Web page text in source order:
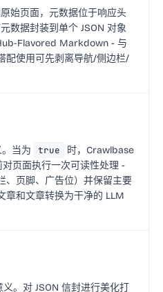
始页面，元数据位于响应头
数据封装到单个 JSON 对象
Flavored Markdown - 与
配使用可先剥离导航/侧边栏/
当为 true
时，Crawlbase
页面执行一次可读性处理 -
、页脚、广告位）并保留主要
章和文章转换为干净的 LLM
义。对 JSON 信封进行美化打